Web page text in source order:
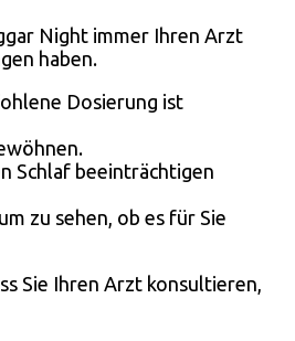
Night immer Ihren Arzt
haben.
Dosierung ist
Schlaf beeinträchtigen
zu sehen, ob es für Sie
Sie Ihren Arzt konsultieren,